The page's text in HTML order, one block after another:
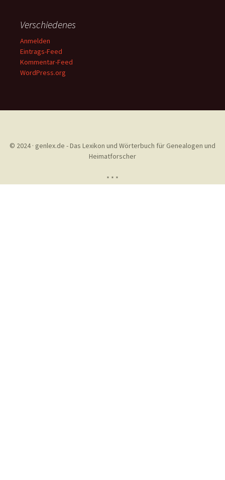
Verschiedenes
Anmelden
Eintrags-Feed
Kommentar-Feed
WordPress.org
© 2024 · genlex.de - Das Lexikon und Wörterbuch für Genealogen und
Heimatforscher
* * *